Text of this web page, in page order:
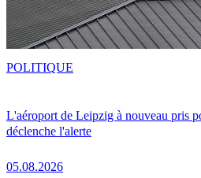
L'aéroport de Leipzig à nouveau pris
déclenche l'alerte
05.08.2026
POLITIQUE